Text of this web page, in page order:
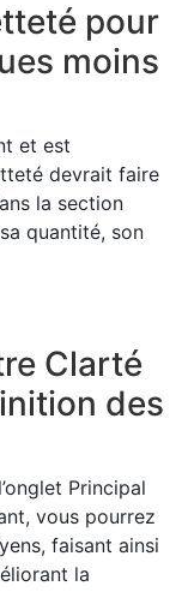
pour
moins
et est
devrait faire
la section
quantité, son
Clarté
des
Principal
vous pourrez
faisant ainsi
la